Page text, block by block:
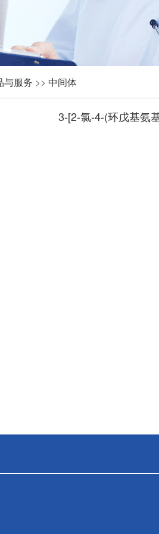
与服务 >> 中间体
3-[2-氯-4-(环戊基氨